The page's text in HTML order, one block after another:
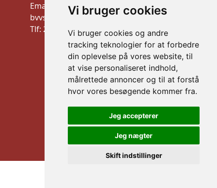
Vi bruger cookies
Vi bruger cookies og andre
tracking teknologier for at forbedre
din oplevelse på vores website, til
at vise personaliseret indhold,
målrettede annoncer og til at forstå
hvor vores besøgende kommer fra.
Jeg accepterer
Jeg nægter
Skift indstillinger
Email:
bvvstek@gmail.com
Tlf: 20 32 21 09
CVR:44526026
TLF: Al henvendelse
via mail
Information
Handelsbetingelser
B2B LOGIN
Sikker betaling